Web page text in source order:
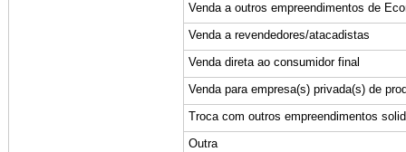
Venda a outros empreendimentos de
Venda a revendedores/atacadistas
Venda direta ao consumidor final
Venda para empresa(s) privada(s) de
Troca com outros empreendimentos
Outra